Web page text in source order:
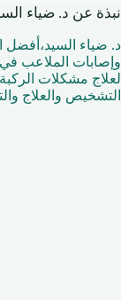
نبذة عن د. ضياء
د. ضياء السيد،أفضل
وإصابات الملاعب
لعلاج مشكلات
التشخيص والعلاج